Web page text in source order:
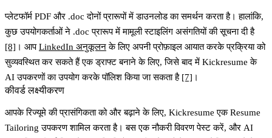
प्लेटफॉर्म PDF और .doc दोनों प्रारूपों में डाउनलोड का समर्थन करता है। हालांकि,
कुछ उपयोगकर्ताओं ने .doc प्रारूप में मामूली स्टाइलिंग असंगतियों की सूचना दी है
[8] । आपLinkedIn अनुकूलनके लिए अपनी प्रोफ़ाइल आयात करके प्रक्रिया को
सुव्यवस्थित कर सकते हैं एक ड्राफ्ट बनाने के लिए, जिसे बाद में Kickresume के
AI उपकरणों का उपयोग करके पॉलिश किया जा सकता है [7] ।
कीवर्ड लक्ष्यीकरण
आपके रिज्यूमे की प्रासंगिकता को और बढ़ाने के लिए, Kickresume एकResume
Tailoring उपकरण शामिल करता है। बस एक नौकरी विवरण पेस्ट करें, और AI